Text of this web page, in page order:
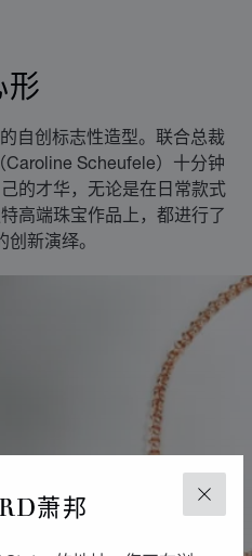
关闭
萧邦
形
自创标志性造型。联合总裁
Caroline Scheufele）十分钟
的才华，无论是在日常款式
高端珠宝作品上，都进行了
新演绎。